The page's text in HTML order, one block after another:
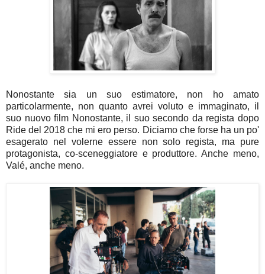
Nonostante sia un suo estimatore, non ho amato
particolarmente, non quanto avrei voluto e immaginato, il
suo nuovo film Nonostante, il suo secondo da regista dopo
Ride del 2018 che mi ero perso. Diciamo che forse ha un po'
esagerato nel volerne essere non solo regista, ma pure
protagonista, co-sceneggiatore e produttore. Anche meno,
Valé, anche meno.